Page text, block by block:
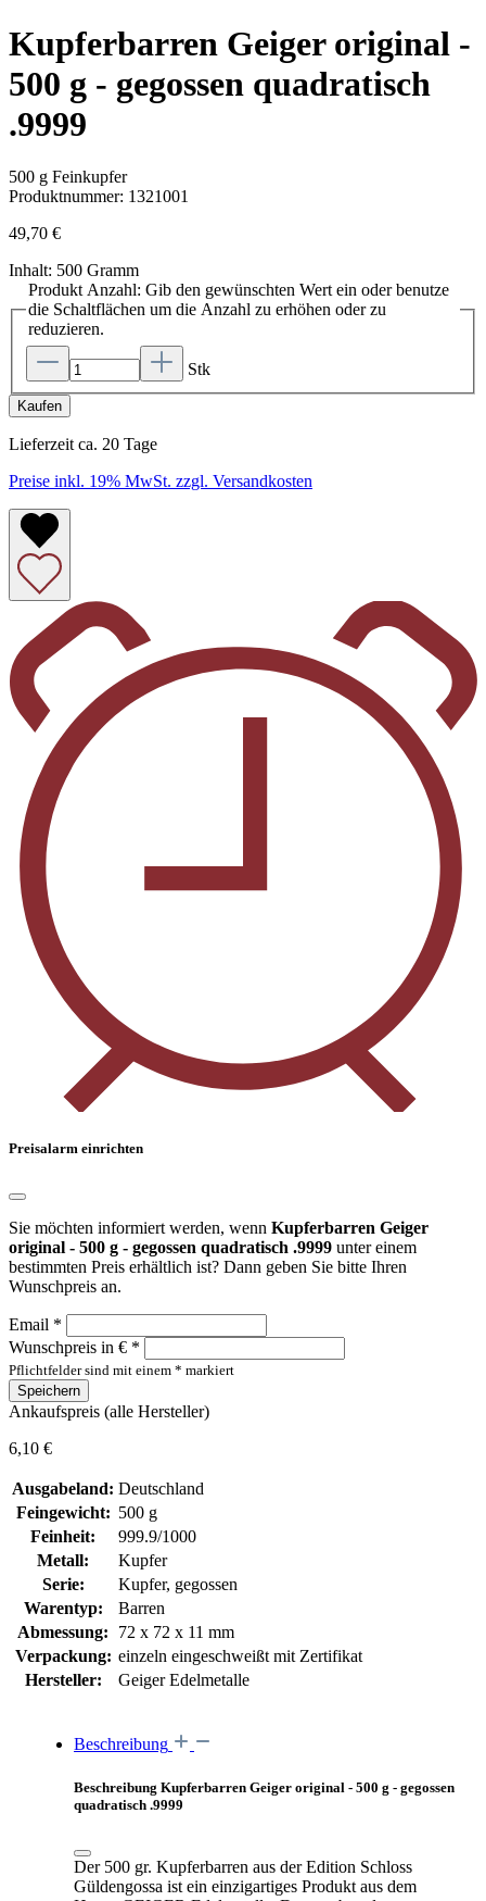
Kupferbarren Geiger original -
500 g - gegossen quadratisch
.9999
500 g Feinkupfer
Produktnummer: 1321001
49,70 €
Inhalt: 500 Gramm
Produkt Anzahl: Gib den gewünschten Wert ein oder benutze
die Schaltflächen um die Anzahl zu erhöhen oder zu
reduzieren.
Stk
Kaufen
Lieferzeit ca. 20 Tage
Preise inkl. 19% MwSt. zzgl. Versandkosten
Preisalarm einrichten
Sie möchten informiert werden, wenn Kupferbarren Geiger
original - 500 g - gegossen quadratisch .9999 unter einem
bestimmten Preis erhältlich ist? Dann geben Sie bitte Ihren
Wunschpreis an.
Email *
Wunschpreis in € *
Pflichtfelder sind mit einem * markiert
Speichern
Ankaufspreis (alle Hersteller)
6,10 €
Ausgabeland: Deutschland
Feingewicht: 500 g
Feinheit:
999.9/1000
Metall:
Kupfer
Serie:
Kupfer, gegossen
Warentyp:
Barren
Abmessung:
72 x 72 x 11 mm
Verpackung: einzeln eingeschweißt mit Zertifikat
Hersteller:
Geiger Edelmetalle
Beschreibung
Beschreibung Kupferbarren Geiger original - 500 g - gegossen
quadratisch .9999
Der 500 gr. Kupferbarren aus derEdition Schloss
Güldengossa ist ein einzigartiges Produkt aus dem